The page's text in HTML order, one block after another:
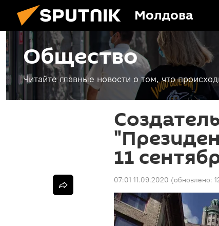
Молдова
Общество
Читайте главные новости о том, что
11
07:01 11.09.2020 (обновлено: